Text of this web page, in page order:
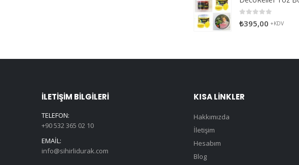
0
₺395,00 +KDV
İLETIŞIM BILGILERI
TELEFON:
+90 532 365 02 10
EMAIL:
info@sihirlidurak.com
KISA LINKLER
Hakkımızda
İletişim
Hesabım
Blog